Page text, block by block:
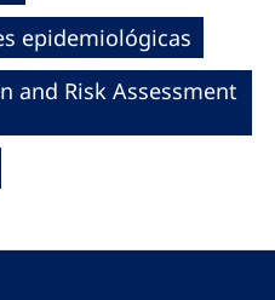
epidemiológicas
and Risk Assessment